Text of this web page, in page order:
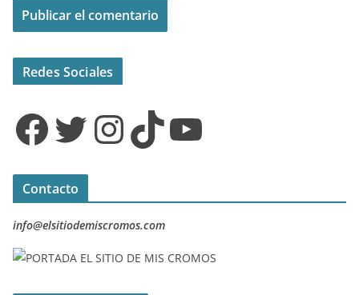
Redes Sociales
Facebook Twitter InstagramTikTok YouTube
Contacto
info@elsitiodemiscromos.com